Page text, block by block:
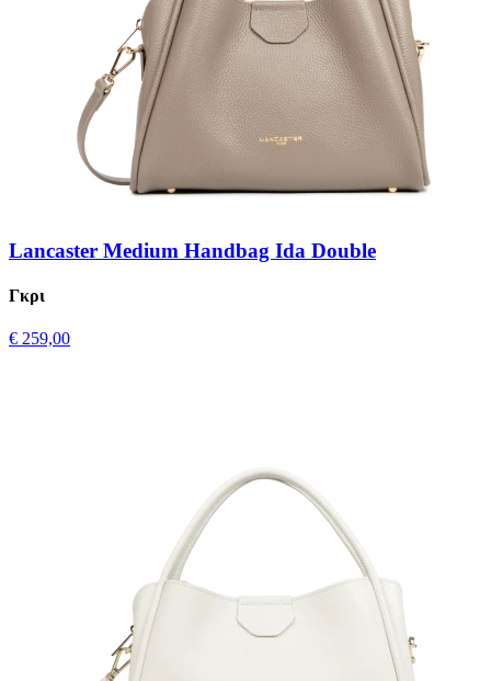
Lancaster Medium Handbag Ida Double
Γκρι
€ 259,00